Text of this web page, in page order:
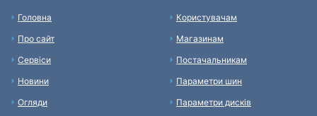
Головна
Про сайт
Сервіси
Новини
Огляди
Користувачам
Магазинам
Постачальникам
Параметри шин
Параметри дисків